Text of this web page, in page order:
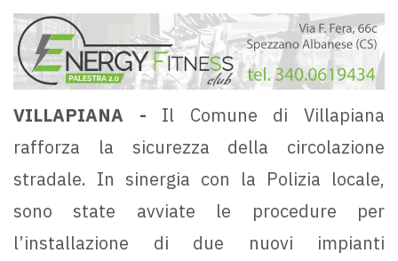
VILLAPIANA - Il Comune di Villapiana
rafforza la sicurezza della circolazione
stradale. In sinergia con la Polizia locale,
sono state avviate le procedure per
l’installazione di due nuovi impianti